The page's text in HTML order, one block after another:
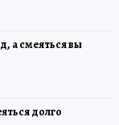
а смеяться вы
долго